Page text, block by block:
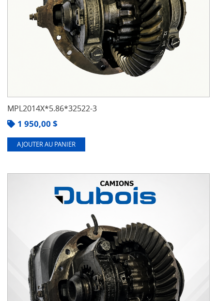
MPL2014X*5.86*32522-3
1 950,00 $
AJOUTER AU PANIER